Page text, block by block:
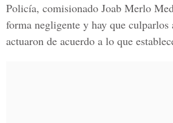
Policía, comisionado Joab Merlo
forma negligente y hay que culparlos
actuaron de acuerdo a lo que